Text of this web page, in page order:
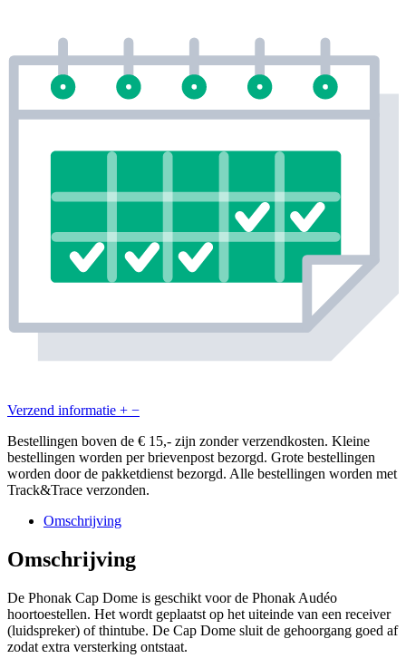
Verzend informatie + −
Bestellingen boven de € 15,- zijn zonder verzendkosten. Kleine
bestellingen worden per brievenpost bezorgd. Grote bestellingen
worden door de pakketdienst bezorgd. Alle bestellingen worden met
Track&Trace verzonden.
Omschrijving
Omschrijving
De Phonak Cap Dome is geschikt voor de Phonak Audéo
hoortoestellen. Het wordt geplaatst op het uiteinde van een receiver
(luidspreker) of thintube. De Cap Dome sluit de gehoorgang goed af
zodat extra versterking ontstaat.